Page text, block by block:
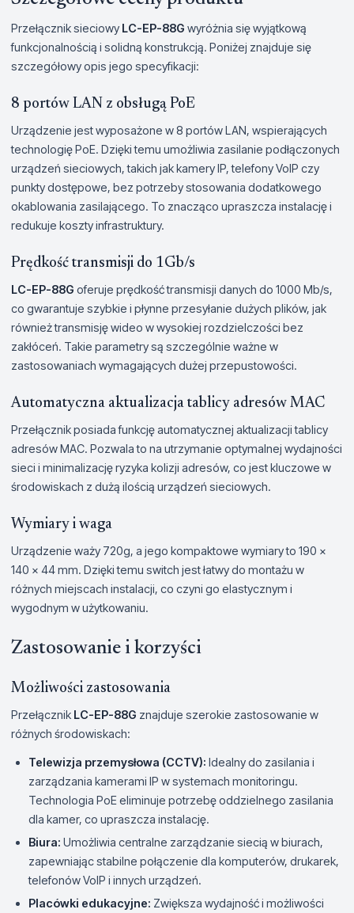
Przełącznik sieciowy LC-EP-88G wyróżnia się wyjątkową
funkcjonalnością i solidną konstrukcją. Poniżej znajduje się
szczegółowy opis jego specyfikacji:
8 portów LAN z obsługą PoE
Urządzenie jest wyposażone w 8 portów LAN, wspierających
technologię PoE. Dzięki temu umożliwia zasilanie podłączonych
urządzeń sieciowych, takich jak kamery IP, telefony VoIP czy
punkty dostępowe, bez potrzeby stosowania dodatkowego
okablowania zasilającego. To znacząco upraszcza instalację i
redukuje koszty infrastruktury.
Prędkość transmisji do 1Gb/s
LC-EP-88G oferuje prędkość transmisji danych do 1000 Mb/s,
co gwarantuje szybkie i płynne przesyłanie dużych plików, jak
również transmisję wideo w wysokiej rozdzielczości bez
zakłóceń. Takie parametry są szczególnie ważne w
zastosowaniach wymagających dużej przepustowości.
Automatyczna aktualizacja tablicy adresów MAC
Przełącznik posiada funkcję automatycznej aktualizacji tablicy
adresów MAC. Pozwala to na utrzymanie optymalnej wydajności
sieci i minimalizację ryzyka kolizji adresów, co jest kluczowe w
środowiskach z dużą ilością urządzeń sieciowych.
Wymiary i waga
Urządzenie waży 720g, a jego kompaktowe wymiary to 190 x
140 x 44 mm. Dzięki temu switch jest łatwy do montażu w
różnych miejscach instalacji, co czyni go elastycznym i
wygodnym w użytkowaniu.
Zastosowanie i korzyści
Możliwości zastosowania
Przełącznik LC-EP-88G znajduje szerokie zastosowanie w
różnych środowiskach:
Telewizja przemysłowa (CCTV): Idealny do zasilania i
zarządzania kamerami IP w systemach monitoringu.
Technologia PoE eliminuje potrzebę oddzielnego zasilania
dla kamer, co upraszcza instalację.
Biura: Umożliwia centralne zarządzanie siecią w biurach,
zapewniając stabilne połączenie dla komputerów, drukarek,
telefonów VoIP i innych urządzeń.
Placówki edukacyjne: Zwiększa wydajność i możliwości